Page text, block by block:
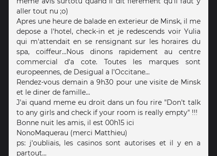
aller tout nu ;o)
Apres une heure de balade en exterieur de Minsk, il me
depose a l'hotel, check-in et je redescends voir Yulia
qui m'attendait en se rensignant sur les horaires du
spa, coiffeur...Nous dinons rapidement au centre
commercial d'a cote. Toutes les marques sont
europeennes, de Desigual a l'Occitane...
Rendez-vous demain a 9h30 pour une visite de Minsk
et le diner de famille...
J'ai quand meme eu droit dans un fou rire "Don't talk
to any girls and check if your room is really empty" !!!
Bonne nuit les amis, il est 00h15 ici
NonoMaquerau (merci Matthieu)
ps: j'oubliais, les casinos sont autorises et il y en a
partout...